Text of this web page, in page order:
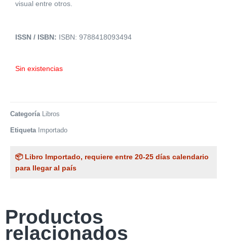
visual entre otros.
ISSN / ISBN: ISBN: 9788418093494
Sin existencias
Categoría Libros
Etiqueta Importado
📦 Libro Importado, requiere entre 20-25 días calendario
para llegar al país
Productos
relacionados